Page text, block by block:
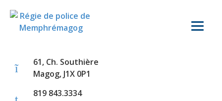
61, Ch. Southière
Magog, J1X 0P1
819 843.3334